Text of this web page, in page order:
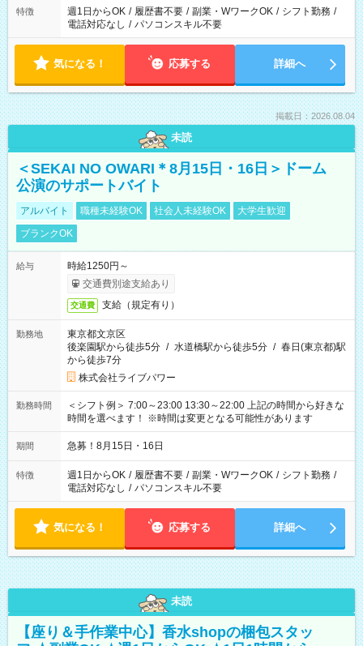
特徴 週1日からOK / 履歴書不要 / 副業・WワークOK / シフト勤務 /
電話対応なし / パソコンスキル不要
気になる！ 応募する 詳細へ
掲載日：2026.08.04
未読
＜SEKAI NO OWARI＊8月15日・16日＞ドーム
公演のサポートバイト
アルバイト 職種未経験OK 社会人未経験OK
大学生歓迎
ブランクOK
給与
時給1250円～
交通費別途支給あり
交通費 支給（規定有り）
勤務地
東京都文京区
後楽園駅から徒歩5分 / 水道橋駅から徒歩5分 / 春日(東京都)駅
から徒歩7分
株式会社ライブパワー
勤務時間
＜シフト例＞ 7:00～23:00 13:30～22:00 上記の時間から好きな
時間を選べます！ ※時間は変更となる可能性があります
期間 急募！8月15日・16日
特徴 週1日からOK / 履歴書不要 / 副業・WワークOK / シフト勤務 /
電話対応なし / パソコンスキル不要
気になる！ 応募する 詳細へ
未読
【座り＆手作業中心】香水shopの梱包スタッ